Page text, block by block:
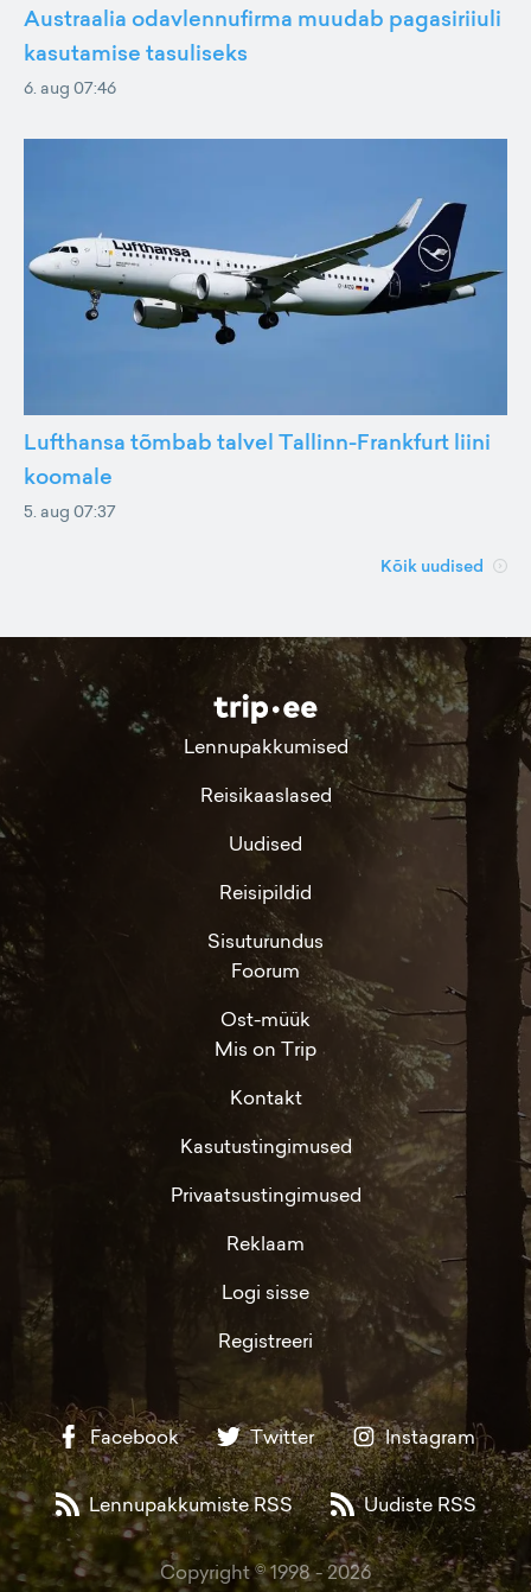
Austraalia odavlennufirma muudab pagasiriiuli
kasutamise tasuliseks
6. aug 07:46
Lufthansa tõmbab talvel Tallinn-Frankfurt liini
koomale
5. aug 07:37
Kõik uudised
Lennupakkumised
Reisikaaslased
Uudised
Reisipildid
Sisuturundus
Foorum
Ost-müük
Mis on Trip
Kontakt
Kasutustingimused
Privaatsustingimused
Reklaam
Logi sisse
Registreeri
Facebook Twitter Instagram
Lennupakkumiste RSS Uudiste RSS
Copyright © 1998 -2026